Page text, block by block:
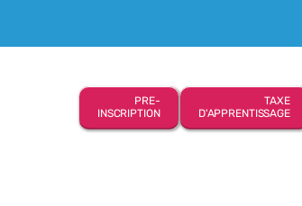
PRE-
INSCRIPTION
TAXE
D'APPRENTISSAGE